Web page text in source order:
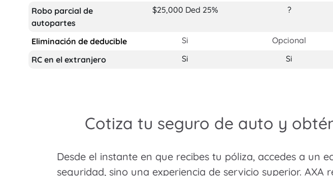
Robo parcial de
autopartes
$25,000 Ded 25% ?
Eliminación de deducible Si Opcional
RC en el extranjero
Si Si
Cotiza tu seguro de auto y
Desde el instante en que recibes tu póliza, accedes a un
seguridad, sino una experiencia de servicio superior.